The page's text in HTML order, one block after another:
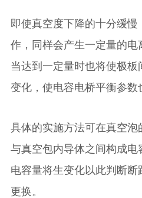
即使真空度下降的十分缓
作，同样会产生一定量的电
当达到一定量时也将使极板
变化，使电容电桥平衡参数
具体的实施方法可在真空泡
与真空包内导体之间构成电
电容量将生变化以此判断
更换。